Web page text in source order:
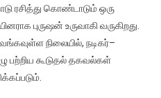
ரசித்து கொண்டாடும் ஒரு
புருஷன் உருவாகி வருகிறது.
நிலையில், நடிகர்–
பற்றிய கூடுதல் தகவல்கள்